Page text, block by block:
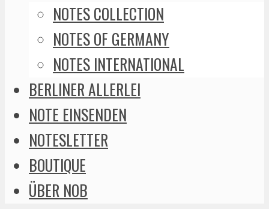
NOTES COLLECTION
NOTES OF GERMANY
NOTES INTERNATIONAL
BERLINER ALLERLEI
NOTE EINSENDEN
NOTESLETTER
BOUTIQUE
ÜBER NOB